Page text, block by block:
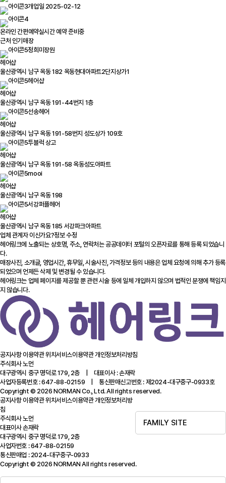
개업일 2025-02-12
온라인 간편예약실시간 예약 준비중
근처 인기매장
정희미장원
헤어샵
울산광역시 남구 옥동 182 옥동현대아파트2단지상가1
헤어샵
헤어샵
울산광역시 남구 옥동 191-44번지 1층
선송헤어
헤어샵
울산광역시 남구 옥동 191-58번지 성도상가 109호
투블럭 상고
헤어샵
울산광역시 남구 옥동 191-58 옥동성도아파트
mooi
헤어샵
울산광역시 남구 옥동 198
서강퍼플헤어
헤어샵
울산광역시 남구 옥동 185 서강파크아파트
업체 관계자 이신가요?정보 수정
헤어링크에 노출되는 상호명, 주소, 연락처는 공공데이터 포털의 오픈자료를 통해 등록 되었습니
다.
매장사진, 소개글, 영업시간, 휴무일, 시술사진, 가격정보 등의 내용은 업체 요청에 의해 추가 등록
되었으며 언제든 삭제 및 변경될 수 있습니다.
헤어링크는 업체 페이지를 제공할 뿐 관련 시술 등에 일체 개입하지 않으며 법적인 분쟁에 책임지
지 않습니다.
공지사항이용약관위치서비스이용약관개인정보처리방침
주식회사 노먼
대구광역시 중구 명덕로 179, 2층 | 대표이사 : 손재락
사업자등록번호 : 647-88-02159 | 통신판매신고번호 : 제2024-대구중구-0933호
Copyright © 2026 NORMAN Co., Ltd. All rights reserved.
FAMILY SITE
공지사항이용약관위치서비스이용약관개인정보처리방
침
주식회사 노먼
대표이사 손재락
대구광역시 중구 명덕로 179, 2층
사업자번호 : 647-88-02159
통신판매업 : 2024-대구중구-0933
Copyright © 2026 NORMAN All rights reserved.